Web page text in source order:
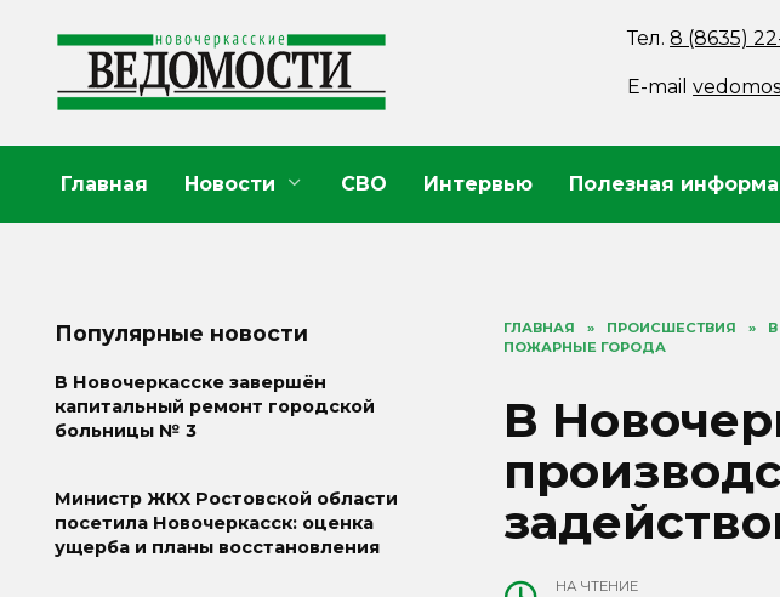
содержанию
Тел.8 (8635)
E-mail
Главная Новости СВО Интервью Полезная
ГЛАВНАЯ » ПРОИСШЕСТВИЯ »
ПОЖАРНЫЕ ГОРОДА
В
НА ЧТЕНИЕ
Популярные новости
В Новочеркасске завершён
капитальный ремонт городской
больницы № 3
Министр ЖКХ Ростовской области
посетила Новочеркасск: оценка
ущерба и планы восстановления